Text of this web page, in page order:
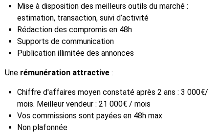
Mise à disposition des meilleurs outils du marché :
estimation, transaction, suivi d’activité
Rédaction des compromis en 48h
Supports de communication
Publication illimitée des annonces
Une rémunération attractive :
Chiffre d'affaires moyen constaté après 2 ans : 3 000€/
mois. Meilleur vendeur : 21 000€ / mois
Vos commissions sont payées en 48h max
Non plafonnée